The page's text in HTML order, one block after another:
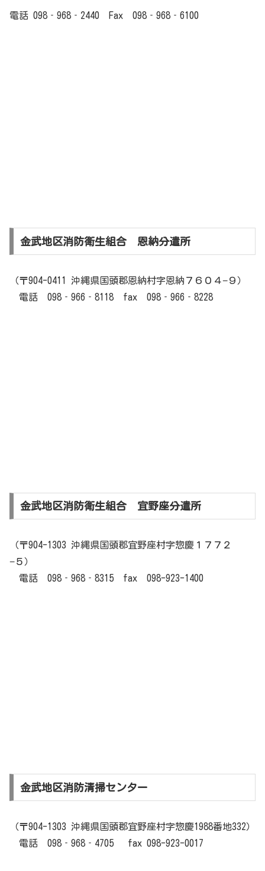
電話 098‐968‐2440 Fax 098‐968‐6100
金武地区消防衛生組合 恩納分遣所
（〒904-0411 沖縄県国頭郡恩納村字恩納７６０４−９）
電話 098‐966‐8118 fax 098‐966‐8228
金武地区消防衛生組合 宜野座分遣所
（〒904-1303 沖縄県国頭郡宜野座村字惣慶１７７２
−５）
電話 098‐968‐8315 fax 098-923-1400
金武地区消防清掃センター
（〒904-1303 沖縄県国頭郡宜野座村字惣慶1988番地332）
電話 098‐968‐4705 fax 098-923-0017